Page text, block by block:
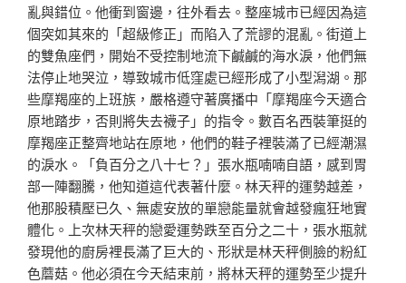
亂與錯位。他衝到窗邊，往外看去。整座城市已經因為這
個突如其來的「超級修正」而陷入了荒謬的混亂。街道上
的雙魚座們，開始不受控制地流下鹹鹹的海水淚，他們無
法停止地哭泣，導致城市低窪處已經形成了小型潟湖。那
些摩羯座的上班族，嚴格遵守著廣播中「摩羯座今天適合
原地踏步，否則將失去襪子」的指令。數百名西裝筆挺的
摩羯座正整齊地站在原地，他們的鞋子裡裝滿了已經潮濕
的淚水。「負百分之八十七？」張水瓶喃喃自語，感到胃
部一陣翻騰，他知道這代表著什麼。林天秤的運勢越差，
他那股積壓已久、無處安放的單戀能量就會越發瘋狂地實
體化。上次林天秤的戀愛運勢跌至百分之二十，張水瓶就
發現他的廚房裡長滿了巨大的、形狀是林天秤側臉的粉紅
色蘑菇。他必須在今天結束前，將林天秤的運勢至少提升